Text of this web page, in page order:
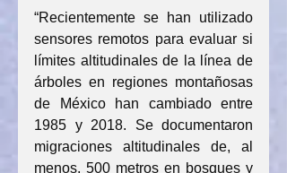
“Recientemente se han utilizado
sensores remotos para evaluar si
límites altitudinales de la línea de
árboles en regiones montañosas
de México han cambiado entre
1985 y 2018. Se documentaron
migraciones altitudinales de, al
menos, 500 metros en bosques y